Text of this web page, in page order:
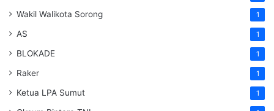
Wakil Walikota Sorong 1
AS 1
BLOKADE 1
Raker 1
Ketua LPA Sumut 1